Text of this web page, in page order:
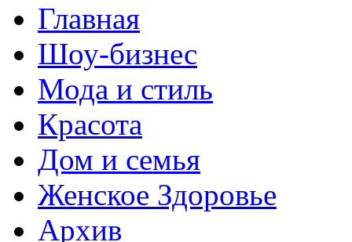
Главная
Шоу-бизнес
Мода и стиль
Красота
Дом и семья
Женское Здоровье
Архив